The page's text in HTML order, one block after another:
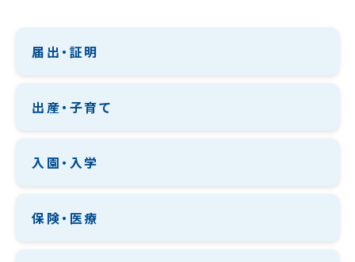
届出・証明
出産・子育て
入園・入学
保険・医療